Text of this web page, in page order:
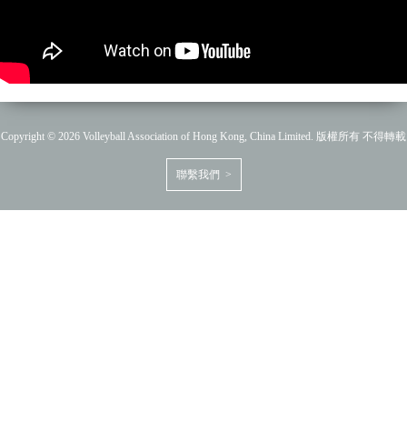
Copyright © 2026 Volleyball Association of Hong Kong, China Limited. 版權所有 不得轉載
聯繫我們 >